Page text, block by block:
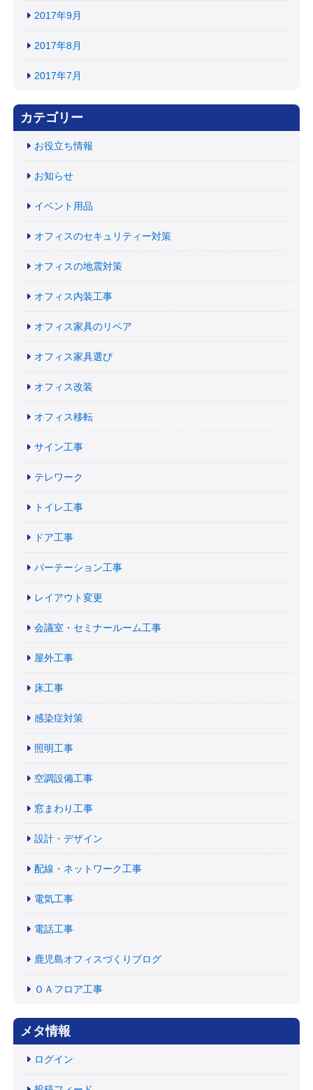
2017年9月
2017年8月
2017年7月
カテゴリー
お役立ち情報
お知らせ
イベント用品
オフィスのセキュリティー対策
オフィスの地震対策
オフィス内装工事
オフィス家具のリペア
オフィス家具選び
オフィス改装
オフィス移転
サイン工事
テレワーク
トイレ工事
ドア工事
パーテーション工事
レイアウト変更
会議室・セミナールーム工事
屋外工事
床工事
感染症対策
照明工事
空調設備工事
窓まわり工事
設計・デザイン
配線・ネットワーク工事
電気工事
電話工事
鹿児島オフィスづくりブログ
ＯＡフロア工事
メタ情報
ログイン